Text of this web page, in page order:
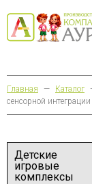
Главная — Каталог
сенсорной интеграции
Детские
игровые
комплексы